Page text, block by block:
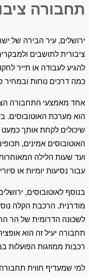
תחבורה
ירושלים, עיר הבירה של
ציבורית לתושבים
להגיע לעבודה או תייר
כמה דרכים נוחות
אחד מאמצעי התחבורה
הוא מערכת האוטובוסים.
שיכולים לקחת אותך כמעט
האוטובוסים אמינים,
ועד שעות הלילה
עבור נסיעות יומיות או
בנוסף לאוטובוסים,
מודרנית. הרכבת הקלה
לשכונה הדרומית של הר
תחבורה יעיל זה הוא
רכבות ממוזגות הפועלות
למי שמעדיף חווית